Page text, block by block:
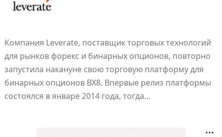
Компания Leverate, поставщик торговых технологий
для рынков форекс и бинарных опционов, повторно
запустила накануне свою торговую платформу для
бинарных опционов BX8. Впервые релиз платформы
состоялся в январе 2014 года, тогда…